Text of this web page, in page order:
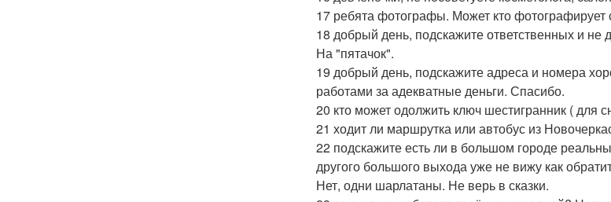
17 ребята фотографы. Может кто фотографирует
18 добрый день, подскажите ответственных и не
На "пятачок".
19 добрый день, подскажите адреса и номера
работами за адекватные деньги. Спасибо.
20 кто может одолжить ключ шестигранник ( для
21 ходит ли маршрутка или автобус из
22 подскажите есть ли в большом городе
другого большого выхода уже не вижу как
Нет, одни шарлатаны. Не верь в сказки.